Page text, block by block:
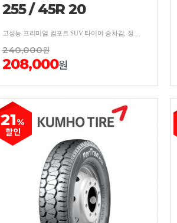
255/45R 20
240,000원
208,000원
21%
할인